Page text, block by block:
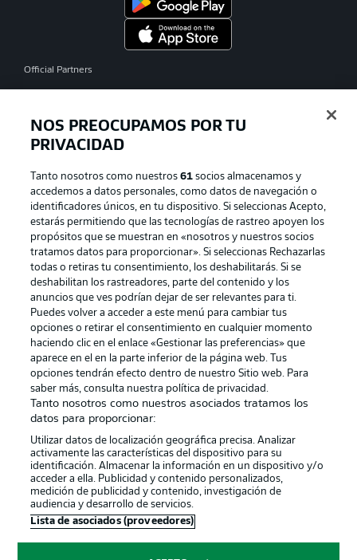
Official Partners
Publicidad Aviso legal
Gestionar las preferencias Declaracion de privacidad
Canales Trabajos
Jugadores Condiciones de uso
Sello Editorial Contacto
© 2026 Bundesliga-Gruppe GmbH
Elegir idioma
NOS PREOCUPAMOS POR TU
PRIVACIDAD
Tanto nosotros como nuestros61 socios almacenamos y
accedemos a datos personales, como datos de navegación o
identificadores únicos, en tu dispositivo. Si seleccionas Acepto,
estarás permitiendo que las tecnologías de rastreo apoyen los
propósitos que se muestran en «nosotros y nuestros socios
tratamos datos para proporcionar». Si seleccionas Rechazarlas
todas o retiras tu consentimiento, los deshabilitarás. Si se
deshabilitan los rastreadores, parte del contenido y los
anuncios que ves podrían dejar de ser relevantes para ti.
Puedes volver a acceder a este menú para cambiar tus
opciones o retirar el consentimiento en cualquier momento
haciendo clic en el enlace «Gestionar las preferencias» que
aparece en el en la parte inferior de la página web. Tus
opciones tendrán efecto dentro de nuestro Sitio web. Para
saber más, consulta nuestra política de privacidad.
Tanto nosotros como nuestros asociados tratamos los
datos para proporcionar:
Utilizar datos de localización geográfica precisa. Analizar
activamente las características del dispositivo para su
identificación. Almacenar la información en un dispositivo y/o
acceder a ella. Publicidad y contenido personalizados,
medición de publicidad y contenido, investigación de
audiencia y desarrollo de servicios.
Lista de asociados (proveedores)